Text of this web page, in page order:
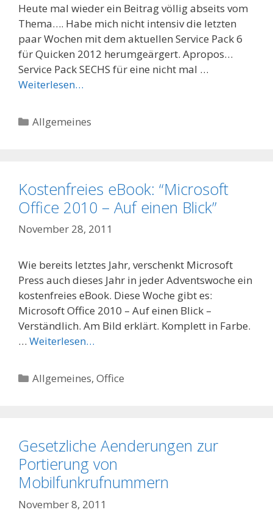
Heute mal wieder ein Beitrag völlig abseits vom
Thema…. Habe mich nicht intensiv die letzten
paar Wochen mit dem aktuellen Service Pack 6
für Quicken 2012 herumgeärgert. Apropos…
Service Pack SECHS für eine nicht mal …
Weiterlesen…
Categories
Allgemeines
Kostenfreies eBook: “Microsoft
Office 2010 – Auf einen Blick”
November 28, 2011
Wie bereits letztes Jahr, verschenkt Microsoft
Press auch dieses Jahr in jeder Adventswoche ein
kostenfreies eBook. Diese Woche gibt es:
Microsoft Office 2010 – Auf einen Blick –
Verständlich. Am Bild erklärt. Komplett in Farbe.
… Weiterlesen…
Categories
Allgemeines,Office
Gesetzliche Aenderungen zur
Portierung von
Mobilfunkrufnummern
November 8, 2011